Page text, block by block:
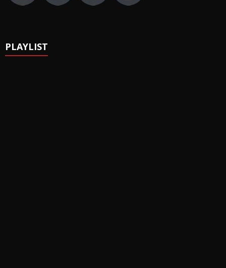
PLAYLIST